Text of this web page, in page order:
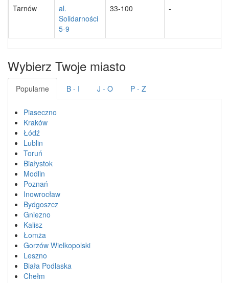
Tarnów
al.
Solidarności
5-9
33-100 -
Wybierz Twoje miasto
Popularne B - I J - O P - Z
Piaseczno
Kraków
Łódź
Lublin
Toruń
Białystok
Modlin
Poznań
Inowrocław
Bydgoszcz
Gniezno
Kalisz
Łomża
Gorzów Wielkopolski
Leszno
Biała Podlaska
Chełm